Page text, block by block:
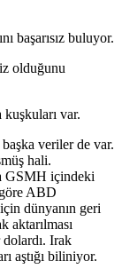
başarısız buluyor.
olduğunu
var.
veriler de var.
hali.
GSMH içindeki
ABD
dünyanın geri
aktarılması
Irak
aştığı biliniyor.